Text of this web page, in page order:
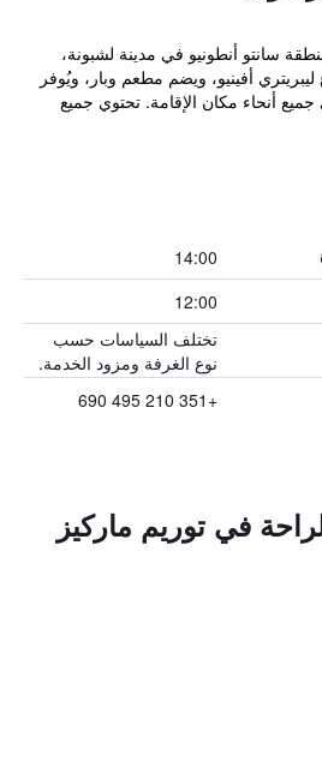
سانتو أنطونيو في مدينة لشبونة،
شارع ليبريتري أفينيو، ويضم مطعم وبار، ويُوفر
أنحاء مكان الإقامة. تحتوي جميع
14:00
12:00
تختلف السياسات حسب
نوع الغرفة ومزود الخدمة.
+351 210 495 690
في توريم ماركيز